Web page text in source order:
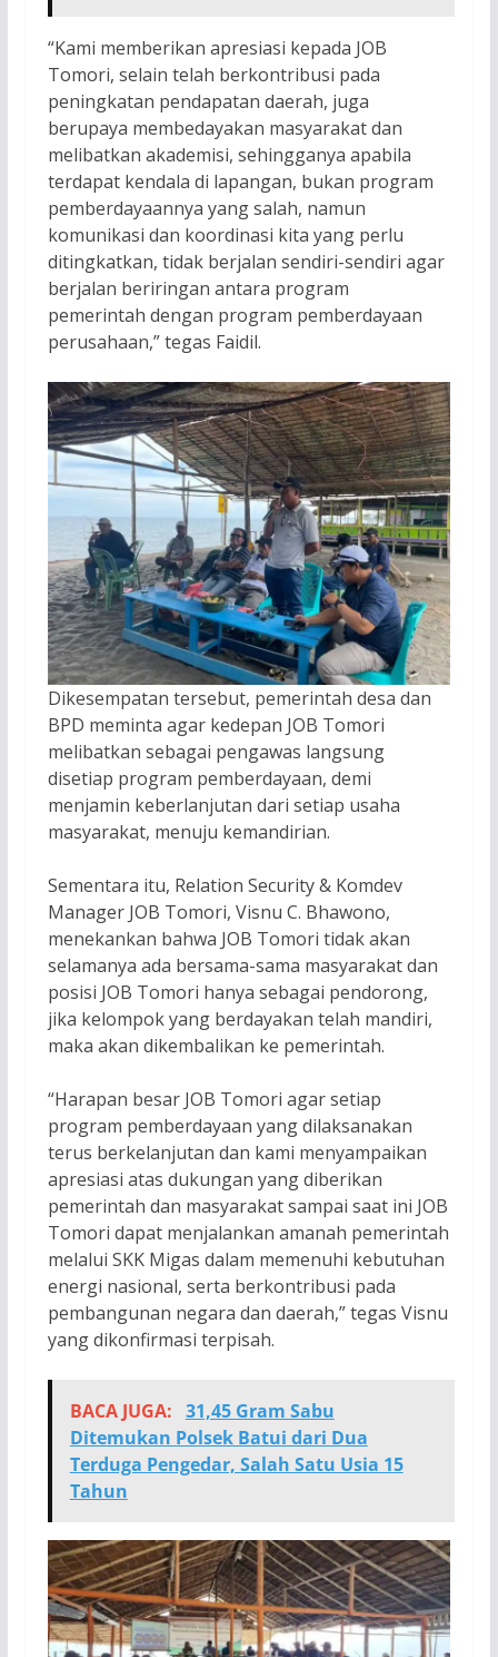
“Kami memberikan apresiasi kepada JOB
Tomori, selain telah berkontribusi pada
peningkatan pendapatan daerah, juga
berupaya membedayakan masyarakat dan
melibatkan akademisi, sehingganya apabila
terdapat kendala di lapangan, bukan program
pemberdayaannya yang salah, namun
komunikasi dan koordinasi kita yang perlu
ditingkatkan, tidak berjalan sendiri-sendiri agar
berjalan beriringan antara program
pemerintah dengan program pemberdayaan
perusahaan,” tegas Faidil.
Dikesempatan tersebut, pemerintah desa dan
BPD meminta agar kedepan JOB Tomori
melibatkan sebagai pengawas langsung
disetiap program pemberdayaan, demi
menjamin keberlanjutan dari setiap usaha
masyarakat, menuju kemandirian.
Sementara itu, Relation Security & Komdev
Manager JOB Tomori, Visnu C. Bhawono,
menekankan bahwa JOB Tomori tidak akan
selamanya ada bersama-sama masyarakat dan
posisi JOB Tomori hanya sebagai pendorong,
jika kelompok yang berdayakan telah mandiri,
maka akan dikembalikan ke pemerintah.
“Harapan besar JOB Tomori agar setiap
program pemberdayaan yang dilaksanakan
terus berkelanjutan dan kami menyampaikan
apresiasi atas dukungan yang diberikan
pemerintah dan masyarakat sampai saat ini JOB
Tomori dapat menjalankan amanah pemerintah
melalui SKK Migas dalam memenuhi kebutuhan
energi nasional, serta berkontribusi pada
pembangunan negara dan daerah,” tegas Visnu
yang dikonfirmasi terpisah.
BACA JUGA: 31,45 Gram Sabu
Ditemukan Polsek Batui dari Dua
Terduga Pengedar, Salah Satu Usia 15
Tahun